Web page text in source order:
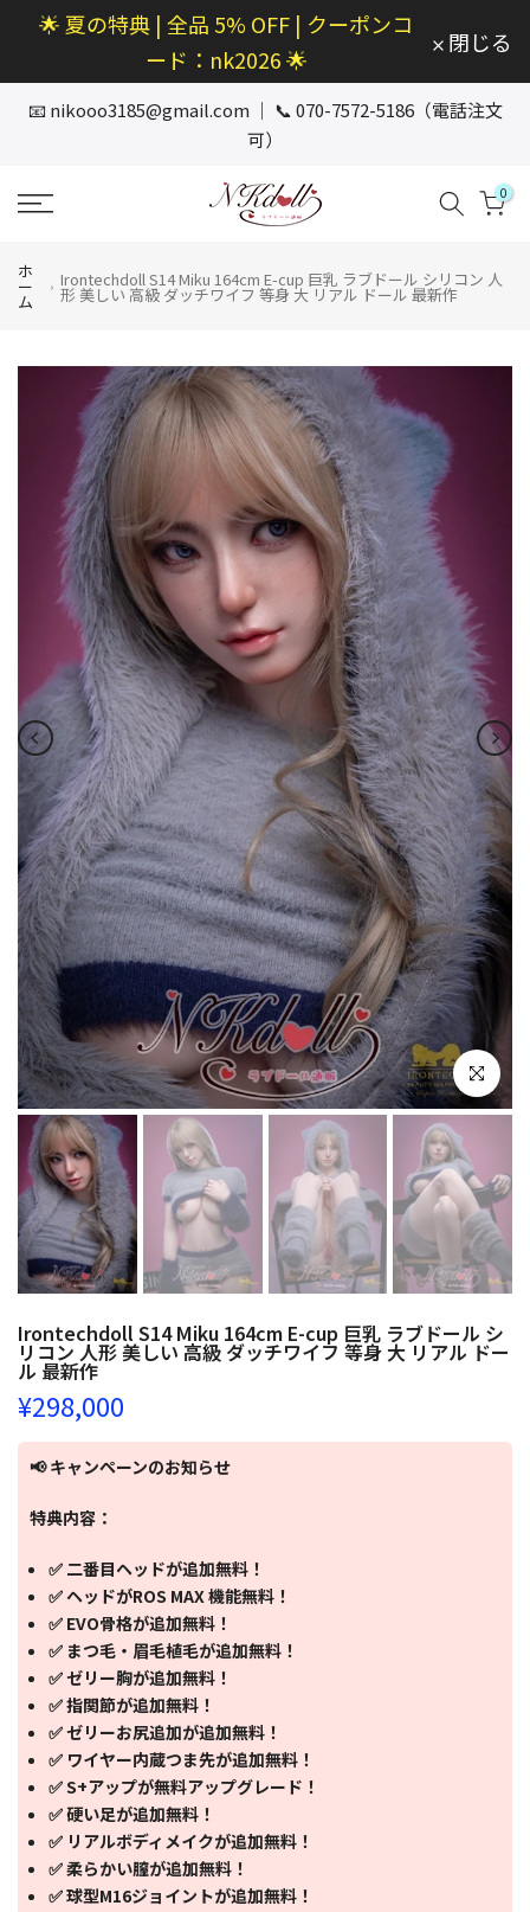
へ
ス
🌟 夏の特典 | 全品 5% OFF | クーポンコ
ード：nk2026 🌟
閉じる
📧 nikooo3185@gmail.com ｜ 📞 070-7572-5186（電話注文
可）
0
ホ
ー
ム
Irontechdoll S14 Miku 164cm E-cup 巨乳 ラブドール シリコン 人
形 美しい 高級 ダッチワイフ 等身 大 リアル ドール 最新作
クリックし
Irontechdoll S14 Miku 164cm E-cup 巨乳 ラブドール シ
リコン 人形 美しい 高級 ダッチワイフ 等身 大 リアル ドー
ル 最新作
¥298,000
📢 キャンペーンのお知らせ
特典内容：
✅ 二番目ヘッドが追加無料！
✅ ヘッドがROS MAX 機能無料！
✅ EVO骨格が追加無料！
✅ まつ毛・眉毛植毛が追加無料！
✅ ゼリー胸が追加無料！
✅ 指関節が追加無料！
✅ ゼリーお尻追加が追加無料！
✅ ワイヤー内蔵つま先が追加無料！
✅ S+アップが無料アップグレード！
✅ 硬い足が追加無料！
✅ リアルボディメイクが追加無料！
✅ 柔らかい膣が追加無料！
✅ 球型M16ジョイントが追加無料！